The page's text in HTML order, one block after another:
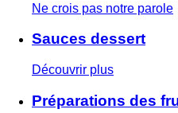
Ne crois pas notre parole
Sauces dessert
Découvrir plus
Préparations des